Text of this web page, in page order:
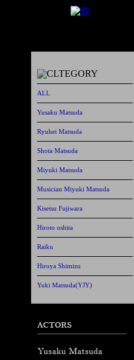
ALL
Yusaku Matsuda
Ryuhei Matsuda
Shota Matsuda
Miyuki Matsuda
Musician Miyuki Matsuda
Kisetsu Fujiwara
Hiroto oshita
Raiku
Hiroya Shimizu
Yuki Matsuda(YJY)